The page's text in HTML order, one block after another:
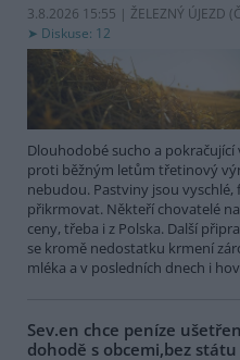
3.8.2026 15:55 | ŽELEZNÝ ÚJEZD (
Diskuse: 12
Dlouhodobé sucho a pokračující
proti běžným letům třetinový
nebudou. Pastviny jsou
přikrmovat. Někteří chovatelé
ceny, třeba i z Polska. Další
se kromě nedostatku krmení
mléka a v posledních dnech i
Sev.en chce peníze
dohodě s obcemi,bez státu